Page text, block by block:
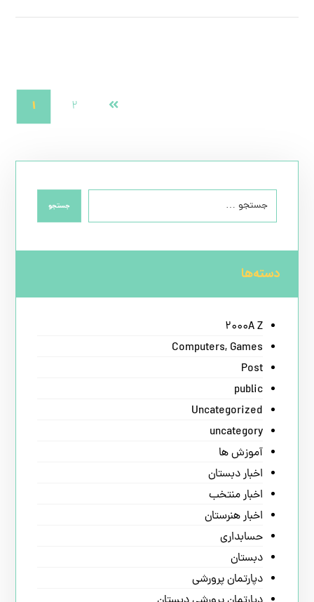
۱ ۲
جستجو
دسته‌ها
2000A Z
Computers, Games
Post
public
Uncategorized
uncategory
آموزش ها
اخبار دبستان
اخبار منتخب
اخبار هنرستان
حسابداری
دبستان
دپارتمان پرورشی